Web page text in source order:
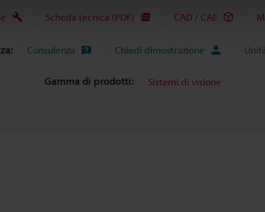
Scheda tecnica (PDF) CAD / CAE
Consulenza Chiedi dimostrazione
Gamma di prodotti: Sistemi di visione